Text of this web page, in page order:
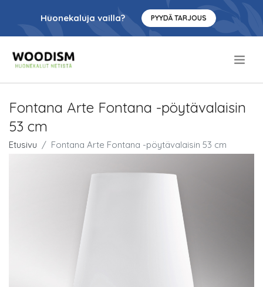
Huonekaluja vailla? PYYDÄ TARJOUS
Fontana Arte Fontana -pöytävalaisin
53 cm
Etusivu Fontana Arte Fontana -pöytävalaisin 53 cm